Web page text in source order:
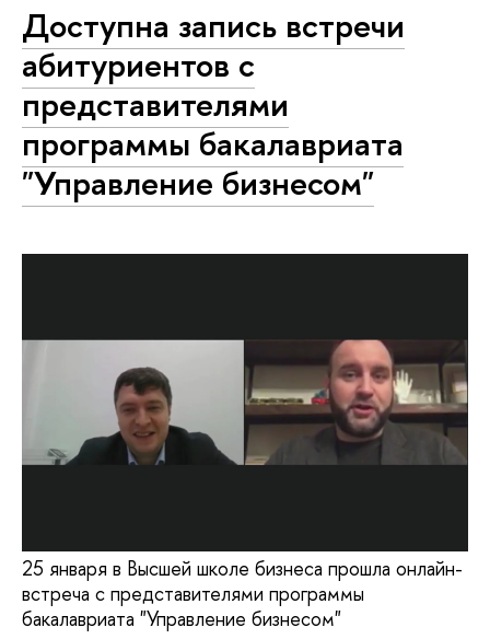
Доступна запись встречи
абитуриентов с
представителями
программы бакалавриата
"Управление бизнесом"
25 января в Высшей школе бизнеса прошла онлайн-
встреча с представителями программы
бакалавриата "Управление бизнесом"